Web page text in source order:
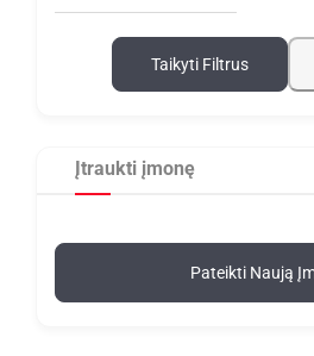
Taikyti Filtrus
Įtraukti įmonę
Pateikti Naują